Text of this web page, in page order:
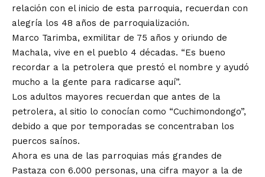
relación con el inicio de esta parroquia, recuerdan con
alegría los 48 años de parroquialización.
Marco Tarimba, exmilitar de 75 años y oriundo de
Machala, vive en el pueblo 4 décadas. “Es bueno
recordar a la petrolera que prestó el nombre y ayudó
mucho a la gente para radicarse aquí”.
Los adultos mayores recuerdan que antes de la
petrolera, al sitio lo conocían como “Cuchimondongo”,
debido a que por temporadas se concentraban los
puercos saínos.
Ahora es una de las parroquias más grandes de
Pastaza con 6.000 personas, una cifra mayor a la de